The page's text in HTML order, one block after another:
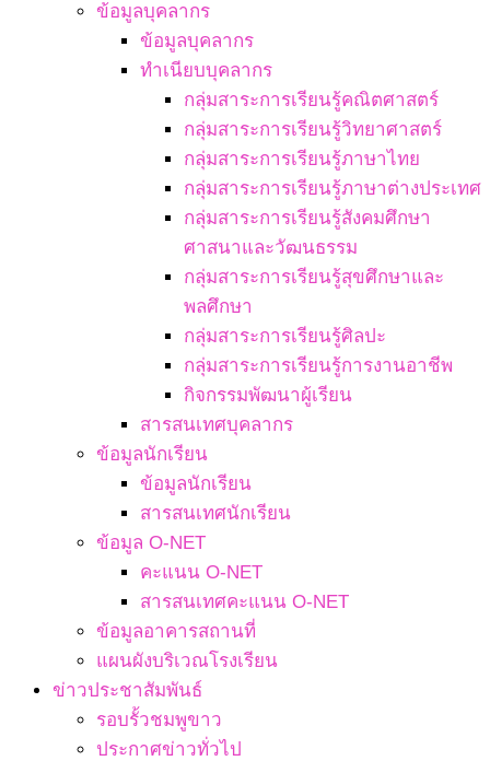
ข้อมูลบุคลากร
ข้อมูลบุคลากร
ทำเนียบบุคลากร
กลุ่มสาระการเรียนรู้คณิตศาสตร์
กลุ่มสาระการเรียนรู้วิทยาศาสตร์
กลุ่มสาระการเรียนรู้ภาษาไทย
กลุ่มสาระการเรียนรู้ภาษาต่างประเทศ
กลุ่มสาระการเรียนรู้สังคมศึกษา
ศาสนาและวัฒนธรรม
กลุ่มสาระการเรียนรู้สุขศึกษาและ
พลศึกษา
กลุ่มสาระการเรียนรู้ศิลปะ
กลุ่มสาระการเรียนรู้การงานอาชีพ
กิจกรรมพัฒนาผู้เรียน
สารสนเทศบุคลากร
ข้อมูลนักเรียน
ข้อมูลนักเรียน
สารสนเทศนักเรียน
ข้อมูล O-NET
คะแนน O-NET
สารสนเทศคะแนน O-NET
ข้อมูลอาคารสถานที่
แผนผังบริเวณโรงเรียน
ข่าวประชาสัมพันธ์
รอบรั้วชมพูขาว
ประกาศข่าวทั่วไป